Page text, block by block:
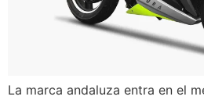
La marca andaluza entra en el